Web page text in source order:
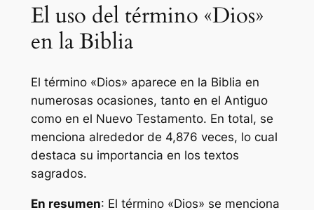
El uso del término «Dios»
en la Biblia
El término «Dios» aparece en la Biblia en
numerosas ocasiones, tanto en el Antiguo
como en el Nuevo Testamento. En total, se
menciona alrededor de 4,876 veces, lo cual
destaca su importancia en los textos
sagrados.
En resumen: El término «Dios» se menciona